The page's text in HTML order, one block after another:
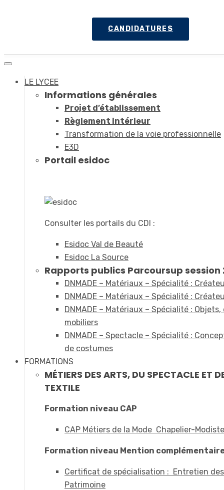
CANDIDATURES
LE LYCEE
Informations générales
Projet d’établissement
Règlement intérieur
Transformation de la voie professionnelle
E3D
Portail esidoc
Consulter les portails du CDI :
Esidoc Val de Beauté
Esidoc La Source
Rapports publics Parcoursup session
DNMADE – Matériaux – Spécialité :
DNMADE – Matériaux – Spécialité :
DNMADE – Matériaux – Spécialité :
mobiliers
DNMADE – Spectacle – Spécialité :
de costumes
FORMATIONS
MÉTIERS DES ARTS, DU SPECTACLE ET
TEXTILE
Formation niveau CAP
CAP Métiers de la Mode Chapelier-Modiste
Formation niveau Mention
Certificat de spécialisation : Entretien
Patrimoine